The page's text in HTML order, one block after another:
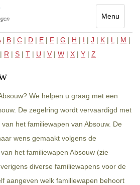
Menu
Toggle
| B | C | D | E | F | G | H | I | J | K | L | M |
| R | S | T | U | V | W | X | Y | Z
We helpen u graag met een
De zegelring wordt vervaardigd met
het familiewapen van Absouw. De
wens gemaakt volgens de
het familiewapen Absouw (zie
diverse familiewapens voor de
aangeven welk familiewapen behoort